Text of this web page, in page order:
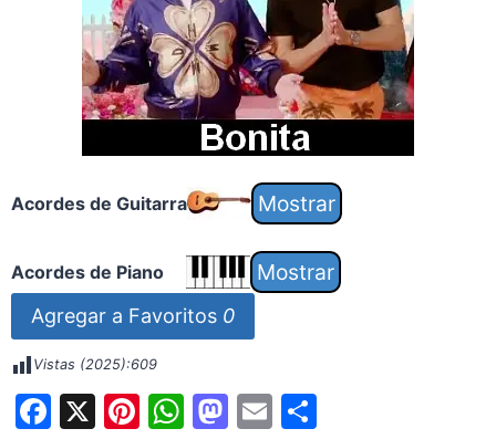
Acordes de Guitarra
Acordes de Piano
Agregar a Favoritos 0
Vistas (2025):609
F X Pi W M E S